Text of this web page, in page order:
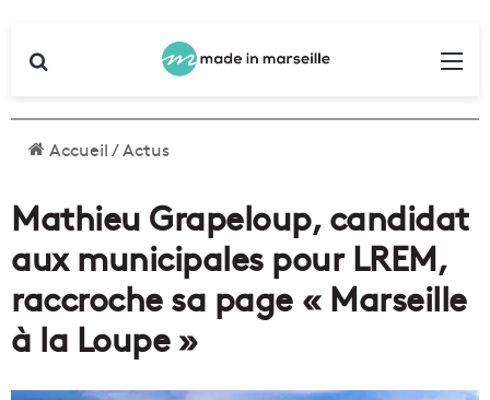
Accueil/Actus
Mathieu Grapeloup, candidat
aux municipales pour LREM,
raccroche sa page « Marseille
à la Loupe »